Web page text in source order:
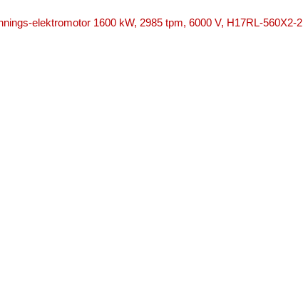
elektromotor 1600 kW, 2985 tpm, 6000 V, H17RL-560X2-2